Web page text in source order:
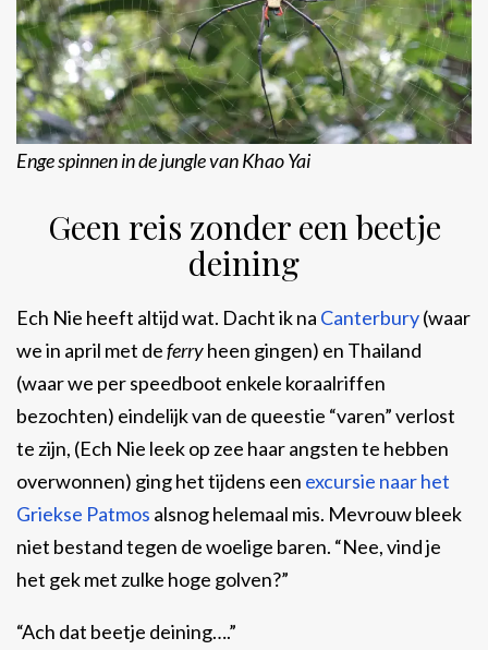
Enge spinnen in de jungle van Khao Yai
Geen reis zonder een beetje
deining
Ech Nie heeft altijd wat. Dacht ik na Canterbury(waar
we in april met deferryheen gingen) en Thailand
(waar we per speedboot enkele koraalriffen
bezochten) eindelijk van de queestie “varen” verlost
te zijn, (Ech Nie leek op zee haar angsten te hebben
overwonnen) ging het tijdens een excursie naar het
Griekse Patmos alsnog helemaal mis. Mevrouw bleek
niet bestand tegen de woelige baren. “Nee, vind je
het gek met zulke hoge golven?”
“Ach dat beetje deining….”